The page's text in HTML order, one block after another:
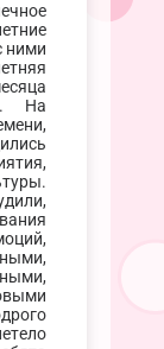
ними
На